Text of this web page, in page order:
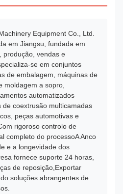
Equipment Co., Ltd.
em Jiangsu, fundada em
produção, vendas e
se em conjuntos
de embalagem, máquinas de
moldagem a sopro,
automatizados
de coextrusão multicamadas
peças automotivas e
rigoroso controlo de
completo do processoA Anco
e a longevidade dos
fornece suporte 24 horas,
de reposição,Exportar
soluções abrangentes de